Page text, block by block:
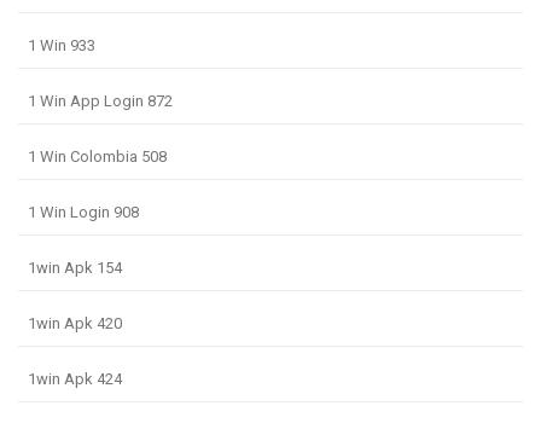
1 Win 933
1 Win App Login 872
1 Win Colombia 508
1 Win Login 908
1win Apk 154
1win Apk 420
1win Apk 424